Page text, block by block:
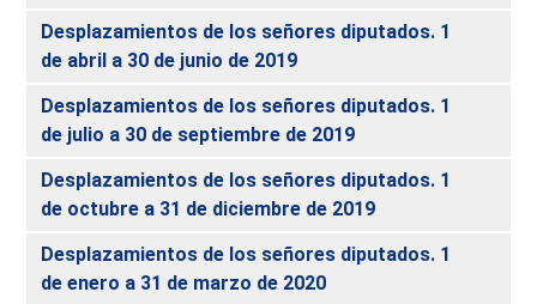
Desplazamientos de los señores diputados. 1
de abril a 30 de junio de 2019
Desplazamientos de los señores diputados. 1
de julio a 30 de septiembre de 2019
Desplazamientos de los señores diputados. 1
de octubre a 31 de diciembre de 2019
Desplazamientos de los señores diputados. 1
de enero a 31 de marzo de 2020